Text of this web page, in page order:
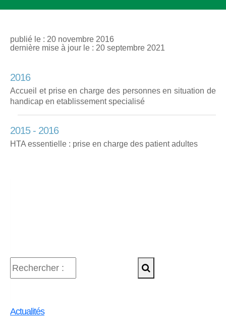
publié le : 20 novembre 2016
dernière mise à jour le : 20 septembre 2021
2016
Accueil et prise en charge des personnes en situation de
handicap en etablissement specialisé
2015 - 2016
HTA essentielle : prise en charge des patient adultes
Actualités